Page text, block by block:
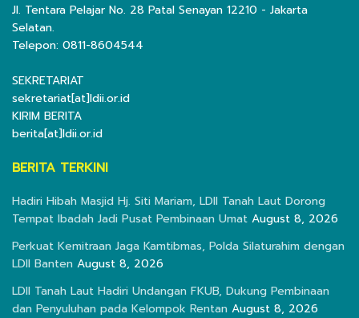
Jl. Tentara Pelajar No. 28 Patal Senayan 12210 - Jakarta
Selatan.
Telepon: 0811-8604544
SEKRETARIAT
sekretariat[at]ldii.or.id
KIRIM BERITA
berita[at]ldii.or.id
BERITA TERKINI
Hadiri Hibah Masjid Hj. Siti Mariam, LDII Tanah Laut Dorong
Tempat Ibadah Jadi Pusat Pembinaan Umat August 8, 2026
Perkuat Kemitraan Jaga Kamtibmas, Polda Silaturahim dengan
LDII Banten August 8, 2026
LDII Tanah Laut Hadiri Undangan FKUB, Dukung Pembinaan
dan Penyuluhan pada Kelompok Rentan August 8, 2026